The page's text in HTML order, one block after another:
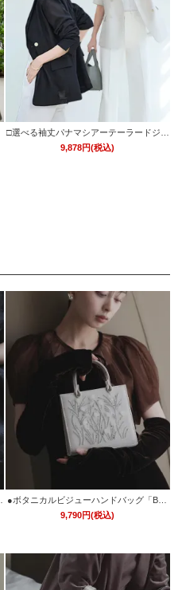
□選べる袖丈パナマシアーテーラードジャ
ケット 「CJK1543」
9,878円(税込)
●ボタニカルビジューハンドバッグ「BA1
763」
9,790円(税込)